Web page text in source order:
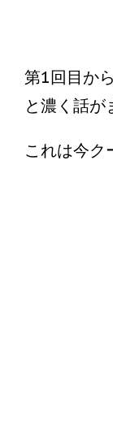
第1回目か
と濃く話が
これは今ク